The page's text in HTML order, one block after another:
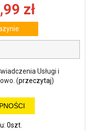
zł
Usługi i
(przeczytaj)
0szt.